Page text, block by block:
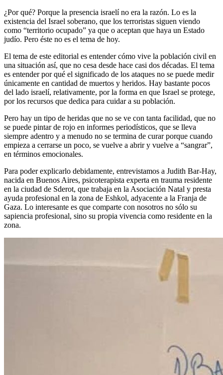
¿Por qué? Porque la presencia israelí no era la razón. Lo es la
existencia del Israel soberano, que los terroristas siguen viendo
como “territorio ocupado” ya que o aceptan que haya un Estado
judío. Pero éste no es el tema de hoy.
El tema de este editorial es entender cómo vive la población civil en
una situación así, que no cesa desde hace casi dos décadas. El tema
es entender por qué el significado de los ataques no se puede medir
únicamente en cantidad de muertos y heridos. Hay bastante pocos
del lado israelí, relativamente, por la forma en que Israel se protege,
por los recursos que dedica para cuidar a su población.
Pero hay un tipo de heridas que no se ve con tanta facilidad, que no
se puede pintar de rojo en informes periodísticos, que se lleva
siempre adentro y a menudo no se termina de curar porque cuando
empieza a cerrarse un poco, se vuelve a abrir y vuelve a “sangrar”,
en términos emocionales.
Para poder explicarlo debidamente, entrevistamos a Judith Bar-Hay,
nacida en Buenos Aires, psicoterapista experta en trauma residente
en la ciudad de Sderot, que trabaja en la Asociación Natal y presta
ayuda profesional en la zona de Eshkol, adyacente a la Franja de
Gaza. Lo interesante es que comparte con nosotros no sólo su
sapiencia profesional, sino su propia vivencia como residente en la
zona.